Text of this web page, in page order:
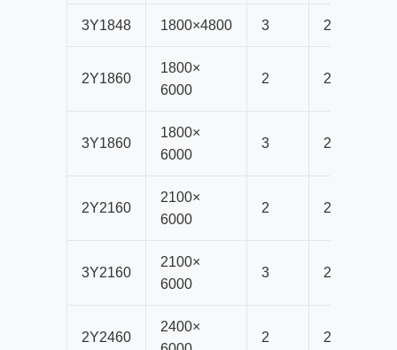
3Y1848 1800×4800 3 20
2Y1860
1800×
6000
2 20
3Y1860
1800×
6000
3 20
2Y2160
2100×
6000
2 20
3Y2160
2100×
6000
3 20
2Y2460
2400×
2 20